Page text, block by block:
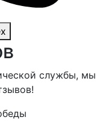
службы, мы